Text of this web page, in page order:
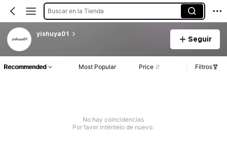
Buscar en la Tienda
yishuya01
Seguir
Recommended Most Popular Price Filtros
No hay coincidencias
Por favor inténtelo de nuevo.